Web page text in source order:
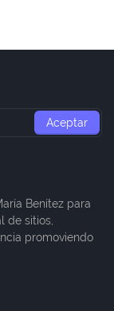
Benítez para
de sitios,
promoviendo